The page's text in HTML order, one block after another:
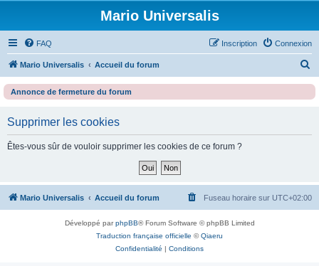
Mario Universalis
FAQ Connexion
Inscription
Mario Universalis Accueil du forum
c
h
e
Annonce de fermeture du forum
Supprimer les cookies
Êtes-vous sûr de vouloir supprimer les cookies de ce forum ?
Mario Universalis Accueil du forum Fuseau horaire sur UTC+02:00
Développé parphpBB® Forum Software © phpBB Limited
Traduction française officielle ©Qiaeru
Confidentialité | Conditions